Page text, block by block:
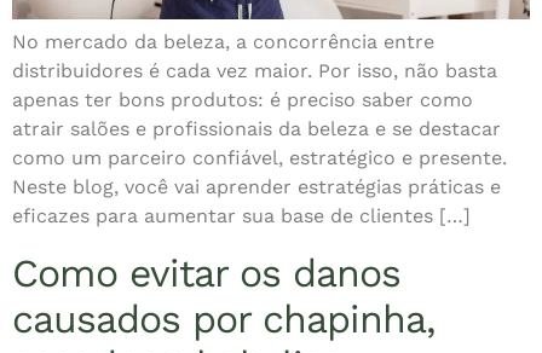
No mercado da beleza, a concorrência entre
distribuidores é cada vez maior. Por isso, não basta
apenas ter bons produtos: é preciso saber como
atrair salões e profissionais da beleza e se destacar
como um parceiro confiável, estratégico e presente.
Neste blog, você vai aprender estratégias práticas e
eficazes para aumentar sua base de clientes […]
Como evitar os danos
causados por chapinha,